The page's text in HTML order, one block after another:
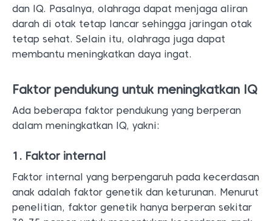
dan IQ. Pasalnya, olahraga dapat menjaga aliran
darah di otak tetap lancar sehingga jaringan otak
tetap sehat. Selain itu, olahraga juga dapat
membantu meningkatkan daya ingat.
Faktor pendukung untuk meningkatkan IQ
Ada beberapa faktor pendukung yang berperan
dalam meningkatkan IQ, yakni:
1. Faktor internal
Faktor internal yang berpengaruh pada kecerdasan
anak adalah faktor genetik dan keturunan. Menurut
penelitian, faktor genetik hanya berperan sekitar